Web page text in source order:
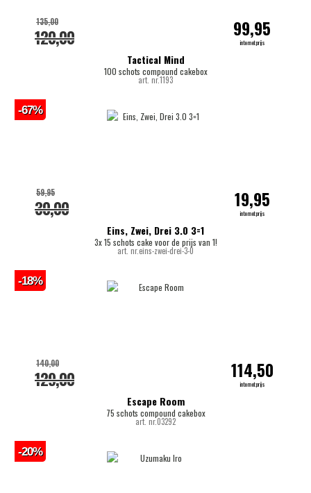
Tactical Mind
100 schots compound cakebox
art. nr.1193
120,00
135,00 99,95
internetprijs
Eins, Zwei, Drei 3.0 3=1
3x 15 schots cake voor de prijs van 1!
art. nr.eins-zwei-drei-3-0
30,00
59,95 19,95
internetprijs
-67%
Escape Room
75 schots compound cakebox
art. nr.03292
129,00
140,00 114,50
internetprijs
-18%
-20%